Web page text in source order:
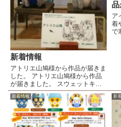
新着情報
アトリエ山鳩様から作品が届きま
した。 アトリエ山鳩様から作品
が届きました。 スウェットキャ
ップハシビロコウ（紺）
￥2,310（税込）フードパーカー
シマエナガ（サイズ：S.M.L）
￥3,080（税込） 羊毛マスコット
ウロコインコ ￥5,390...
品
ア
着
で
新着情報 新